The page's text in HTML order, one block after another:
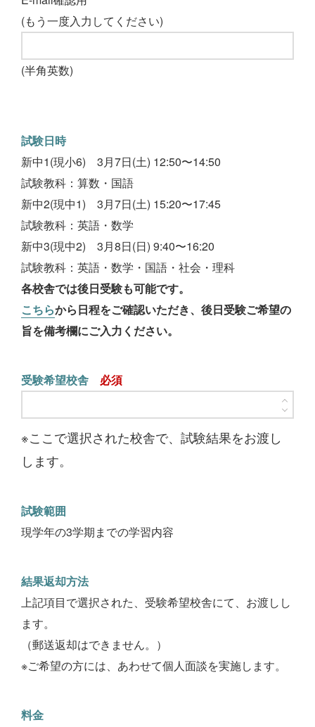
(もう一度入力してください)
(半角英数)
試験日時
新中1(現小6) 3月7日(土) 12:50〜14:50
試験教科：算数・国語
新中2(現中1) 3月7日(土) 15:20〜17:45
試験教科：英語・数学
新中3(現中2) 3月8日(日) 9:40〜16:20
試験教科：英語・数学・国語・社会・理科
各校舎では後日受験も可能です。
こちらから日程をご確認いただき、後日受験ご希望の
旨を備考欄にご入力ください。
受験希望校舎
※ここで選択された校舎で、試験結果をお渡し
します。
試験範囲
現学年の3学期までの学習内容
結果返却方法
上記項目で選択された、受験希望校舎にて、お渡しし
ます。
（郵送返却はできません。）
※ご希望の方には、あわせて個人面談を実施します。
料金